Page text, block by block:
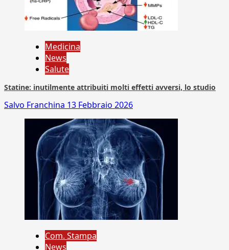
Medicina
News
Salute
Statine: inutilmente attribuiti molti effetti avversi, lo studio
Salvo Franchina 13 Febbraio 2026
Com. Stampa
News